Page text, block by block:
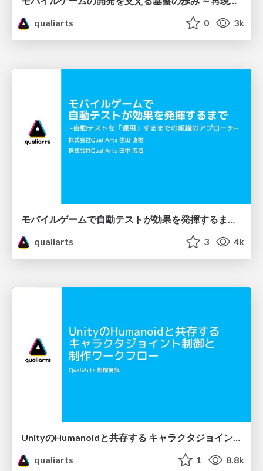
qualiarts
0 3k
モバイルゲームで自動テストが効果を発揮するまで ~自動テストを「運用」するまでの組織のアプローチ~
qualiarts
3 4k
UnityのHumanoidと共存する キャラクタジョイント制御と 制作ワークフロー
qualiarts
1 8.8k